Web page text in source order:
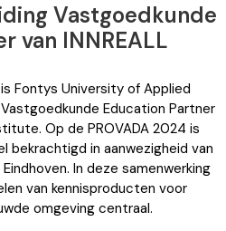
Vastgoedkunde
van INNREALL
Fontys University of Applied
Education Partner
Op de PROVADA 2024 is
bekrachtigd in aanwezigheid van
In deze samenwerking
van kennisproducten voor
omgeving centraal.